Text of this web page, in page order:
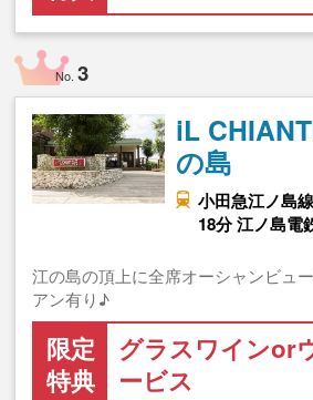
No.3
iL
の島
小田急江ノ島
18分 江ノ島電
江の島の頂上に全席オーシャンビュ
アン有り♪
限定
特典
グラスワインor
ービス